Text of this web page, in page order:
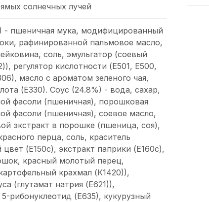
солнечных лучей
- пшеничная мука, модифицированный
рафинированной пальмовое масло,
соль, эмульгатор (соевый
регулятор кислотности (Е501, Е500,
масло с ароматом зеленого чая,
(Е330). Соус (24.8%) - вода, сахар,
фасоли (пшеничная), порошковая
фасоли (пшеничная), соевое масло,
экстракт в порошке (пшеница, соя),
перца, соль, краситель
(Е150с), экстракт паприки (Е160с),
красный молотый перец,
крахмал (К1420)),
(глутамат натрия (Е621)),
рибонуклеотид (Е635), кукурузный